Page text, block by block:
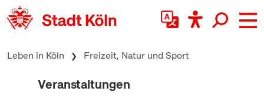
zum Inhalt springen
Leben in Köln Freizeit, Natur und Sport
Veranstaltungen